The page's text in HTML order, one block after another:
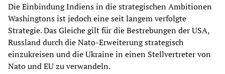
Die Einbindung Indiens in die strategischen Ambitionen
Washingtons ist jedoch eine seit langem verfolgte
Strategie. Das Gleiche gilt für die Bestrebungen der USA,
Russland durch die Nato-Erweiterung strategisch
einzukreisen und die Ukraine in einen Stellvertreter von
Nato und EU zu verwandeln.